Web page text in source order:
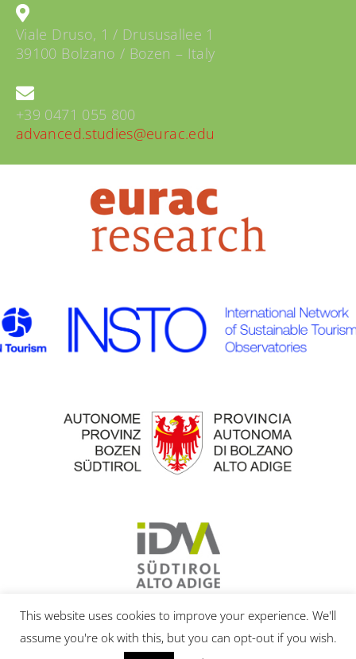
Viale Druso, 1 / Drususallee 1
39100 Bolzano / Bozen – Italy
+39 0471 055 800
advanced.studies@eurac.edu
© 2020 | Eurac Research | IMPRESSUM|
This website uses cookies to improve your experience. We'll
assume you're ok with this, but you can opt-out if you wish.